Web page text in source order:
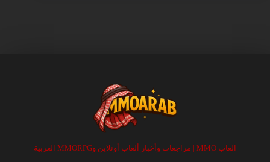
العاب MMO | مراجعات وأخبار ألعاب أونلاين وMMORPG العربية